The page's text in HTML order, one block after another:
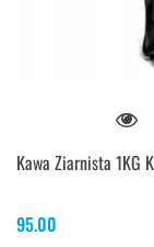
Kawa Ziarnista 1KG
95.00